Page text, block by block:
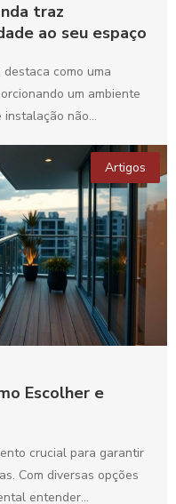
traz
ao seu espaço
como uma
um ambiente
não...
Artigos
Escolher e
crucial para garantir
Com diversas opções
entender...